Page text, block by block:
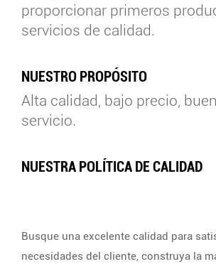
proporcionar primeros
servicios de calidad.
NUESTRO PROPÓSITO
Alta calidad, bajo precio,
servicio.
NUESTRA POLÍTICA DE CALIDAD
Busque una excelente calidad para
necesidades del cliente, construya la